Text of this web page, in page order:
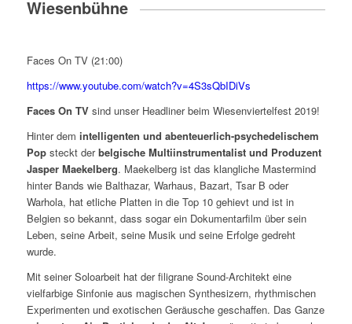
Wiesenbühne
Faces On TV (21:00)
https://www.youtube.com/watch?v=4S3sQbIDiVs
Faces On TVsind unser Headliner beim Wiesenviertelfest 2019!
Hinter dem intelligenten und abenteuerlich-psychedelischem
Popsteckt derbelgische Multiinstrumentalist und Produzent
Jasper Maekelberg. Maekelberg ist das klangliche Mastermind
hinter Bands wie Balthazar, Warhaus, Bazart, Tsar B oder
Warhola, hat etliche Platten in die Top 10 gehievt und ist in
Belgien so bekannt, dass sogar ein Dokumentarfilm über sein
Leben, seine Arbeit, seine Musik und seine Erfolge gedreht
wurde.
Mit seiner Soloarbeit hat der filigrane Sound-Architekt eine
vielfarbige Sinfonie aus magischen Synthesizern, rhythmischen
Experimenten und exotischen Geräusche geschaffen. Das Ganze